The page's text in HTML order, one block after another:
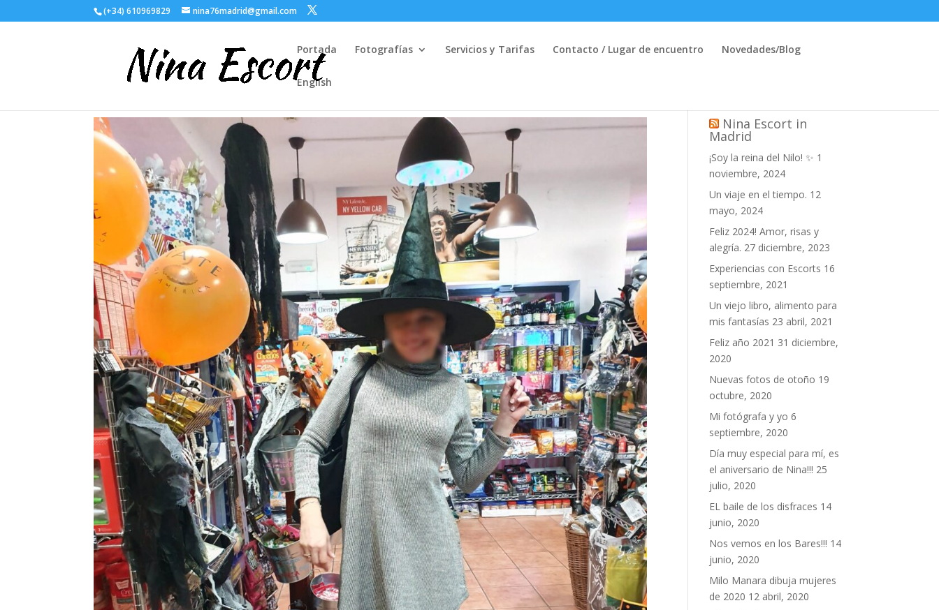
(+34) 610969829 nina76madrid@gmail.com
Portada Fotografías Servicios y Tarifas Contacto / Lugar de encuentro Novedades/Blog
English
Nina Escort in
Madrid
¡Soy la reina del Nilo! ✨ 1
noviembre, 2024
Un viaje en el tiempo. 12
mayo, 2024
Feliz 2024! Amor, risas y
alegría. 27 diciembre, 2023
Experiencias con Escorts 16
septiembre, 2021
Un viejo libro, alimento para
mis fantasías 23 abril, 2021
Feliz año 2021 31 diciembre,
2020
Nuevas fotos de otoño 19
octubre, 2020
Mi fotógrafa y yo 6
septiembre, 2020
Día muy especial para mí, es
el aniversario de Nina!!! 25
julio, 2020
EL baile de los disfraces 14
junio, 2020
Nos vemos en los Bares!!! 14
junio, 2020
Milo Manara dibuja mujeres
de 2020 12 abril, 2020